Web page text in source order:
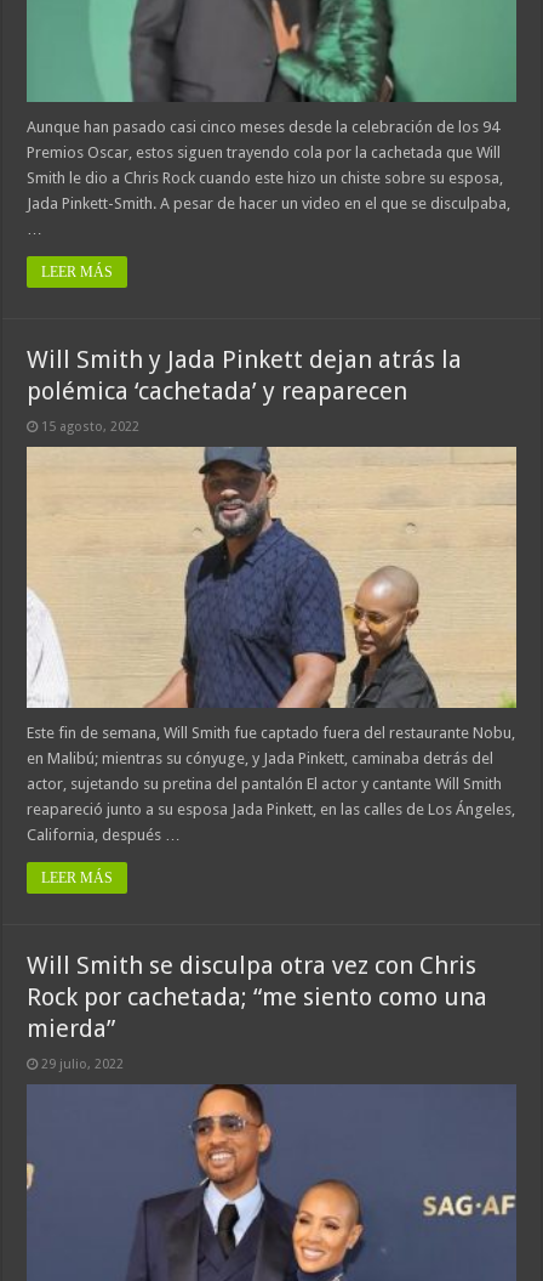
Aunque han pasado casi cinco meses desde la celebración de los 94
Premios Oscar, estos siguen trayendo cola por la cachetada que Will
Smith le dio a Chris Rock cuando este hizo un chiste sobre su esposa,
Jada Pinkett-Smith. A pesar de hacer un video en el que se disculpaba,
…
LEER MÁS
Will Smith y Jada Pinkett dejan atrás la
polémica ‘cachetada’ y reaparecen
15 agosto, 2022
Este fin de semana, Will Smith fue captado fuera del restaurante Nobu,
en Malibú; mientras su cónyuge, y Jada Pinkett, caminaba detrás del
actor, sujetando su pretina del pantalón El actor y cantante Will Smith
reapareció junto a su esposa Jada Pinkett, en las calles de Los Ángeles,
California, después …
LEER MÁS
Will Smith se disculpa otra vez con Chris
Rock por cachetada; “me siento como una
mierda”
29 julio, 2022